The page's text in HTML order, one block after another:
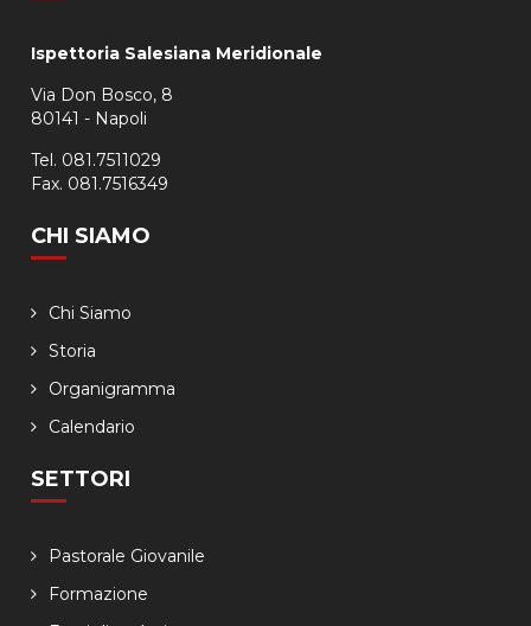
Ispettoria Salesiana Meridionale
Via Don Bosco, 8
80141 - Napoli
Tel. 081.7511029
Fax. 081.7516349
CHI SIAMO
Chi Siamo
Storia
Organigramma
Calendario
SETTORI
Pastorale Giovanile
Formazione